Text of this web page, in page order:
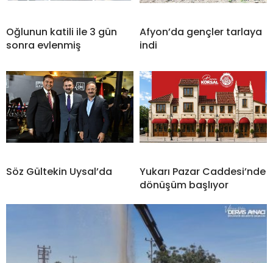
Oğlunun katili ile 3 gün
sonra evlenmiş
Afyon’da gençler tarlaya
indi
Söz Gültekin Uysal’da
Yukarı Pazar Caddesi’nde
dönüşüm başlıyor